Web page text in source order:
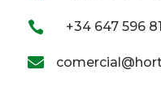
 +34 647 596
